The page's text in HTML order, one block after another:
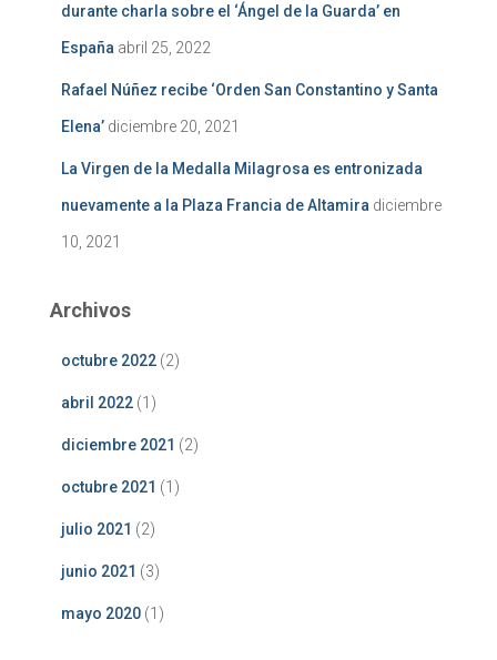
durante charla sobre el ‘Ángel de la Guarda’ en
España abril 25, 2022
Rafael Núñez recibe ‘Orden San Constantino y Santa
Elena’ diciembre 20, 2021
La Virgen de la Medalla Milagrosa es entronizada
nuevamente a la Plaza Francia de Altamira diciembre
10, 2021
Archivos
octubre 2022 (2)
abril 2022 (1)
diciembre 2021 (2)
octubre 2021 (1)
julio 2021 (2)
junio 2021 (3)
mayo 2020 (1)